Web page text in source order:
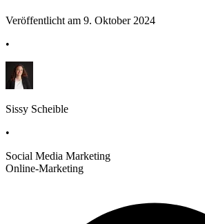
Veröffentlicht am 9. Oktober 2024
•
Sissy Scheible
•
Social Media Marketing
Online-Marketing